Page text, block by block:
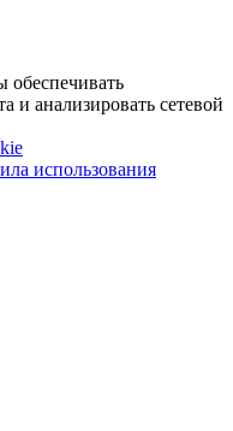
и анализировать сетевой
использования